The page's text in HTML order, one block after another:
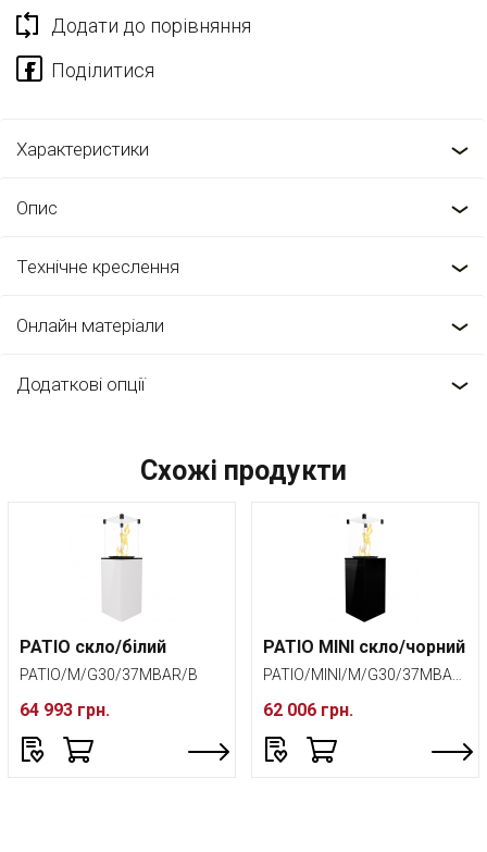
Додати до порівняння
Характеристики
Опис
Технічне креслення
Онлайн матеріали
Додаткові опції
Схожі продукти
PATIO скло/білий
PATIO/M/G30/37MBAR/B
64 993 грн.
PATIO MINI скло/чорний
62 006 грн.